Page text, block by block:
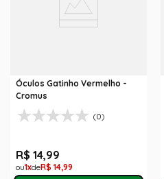
Óculos Gatinho Vermelho -
Cromus
(0)
R$ 14,99
1 R$ 14,99